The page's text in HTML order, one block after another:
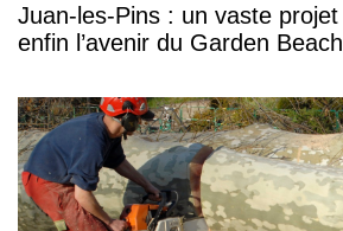
Juan-les-Pins : un vaste
enfin l’avenir du Garden Beach